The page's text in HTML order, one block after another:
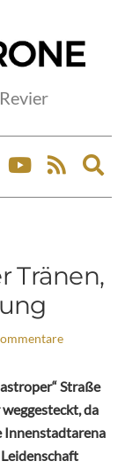
Tränen,
Straße
da
Innenstadtarena